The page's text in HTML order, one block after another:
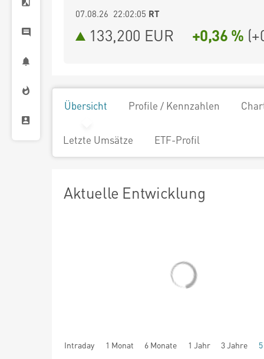
07.08.26 22:02:05 RT
133,200 EUR +0,36 % (
Übersicht Profile / Kennzahlen
Letzte Umsätze ETF-Profil
Aktuelle Entwicklung
Intraday 1 Monat 6 Monate 1 Jahr 3 Jahre